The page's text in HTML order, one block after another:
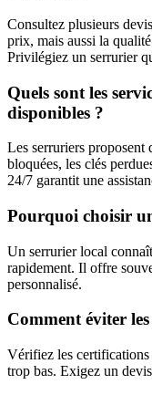
Consultez plusieurs
prix, mais aussi la
Privilégiez un serrurier
Quels sont les
disponibles ?
Les serruriers proposent
bloquées, les clés
24/7 garantit une
Pourquoi choisir
Un serrurier local
rapidement. Il offre
personnalisé.
Comment éviter
Vérifiez les
trop bas. Exigez un